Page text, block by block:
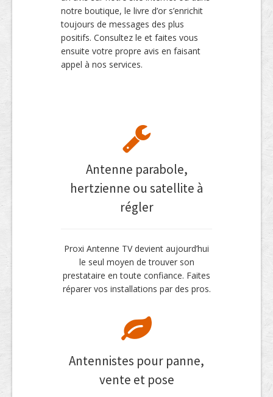
notre boutique, le livre d’or s’enrichit
toujours de messages des plus
positifs. Consultez le et faites vous
ensuite votre propre avis en faisant
appel à nos services.
Antenne parabole,
hertzienne ou satellite à
régler
Proxi Antenne TV devient aujourd’hui
le seul moyen de trouver son
prestataire en toute confiance. Faites
réparer vos installations par des pros.
Antennistes pour panne,
vente et pose